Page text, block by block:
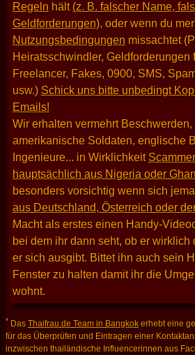
Regeln hält (z. B. falscher Name,
Geldforderungen), oder wenn du
Nutzungsbedingungen missachtet
Heiratsschwindler, Geldforderungen
Freelancer, Fakes, 0900, SMS,
usw.) Schick uns bitte unbedingt
Emails!
Wir erhalten vermehrt
amerikanische Soldaten, englische
Ingenieure... in Wirklichkeit
hauptsächlich aus Nigeria oder
besonders vorsichtig wenn sich
aus Deutschland, Österreich oder
Macht als erstes einen Handy-
bei dem ihr dann seht, ob er wirklich
er sich ausgibt. Bittet ihn auch sein
Fenster zu halten damit ihr die
wohnt.
* Das Thaifrau.de Team in Bangkok erhebt eine
für das Überprüfen und Eintragen einer
inzwischen thailändische Influencerinnen aus